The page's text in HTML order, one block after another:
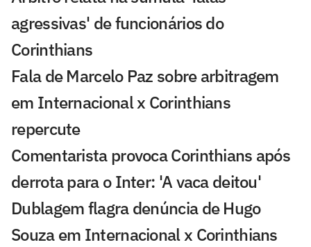
agressivas' de funcionários do
Corinthians
Fala de Marcelo Paz sobre arbitragem
em Internacional x Corinthians
repercute
Comentarista provoca Corinthians após
derrota para o Inter: 'A vaca deitou'
Dublagem flagra denúncia de Hugo
Souza em Internacional x Corinthians